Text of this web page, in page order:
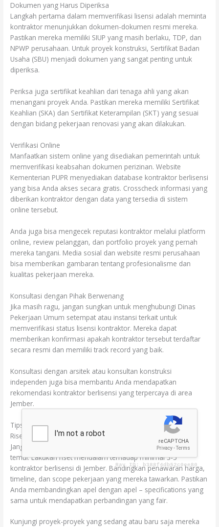
Dokumen yang Harus Diperiksa
Langkah pertama dalam memverifikasi lisensi adalah meminta
kontraktor menunjukkan dokumen-dokumen resmi mereka.
Pastikan mereka memiliki SIUP yang masih berlaku, TDP, dan
NPWP perusahaan. Untuk proyek konstruksi, Sertifikat Badan
Usaha (SBU) menjadi dokumen yang sangat penting untuk
diperiksa.
Periksa juga sertifikat keahlian dari tenaga ahli yang akan
menangani proyek Anda. Pastikan mereka memiliki Sertifikat
Keahlian (SKA) dan Sertifikat Keterampilan (SKT) yang sesuai
dengan bidang pekerjaan renovasi yang akan dilakukan.
Verifikasi Online
Manfaatkan sistem online yang disediakan pemerintah untuk
memverifikasi keabsahan dokumen perizinan. Website
Kementerian PUPR menyediakan database kontraktor berlisensi
yang bisa Anda akses secara gratis. Crosscheck informasi yang
diberikan kontraktor dengan data yang tersedia di sistem
online tersebut.
Anda juga bisa mengecek reputasi kontraktor melalui platform
online, review pelanggan, dan portfolio proyek yang pernah
mereka tangani. Media sosial dan website resmi perusahaan
bisa memberikan gambaran tentang profesionalisme dan
kualitas pekerjaan mereka.
Konsultasi dengan Pihak Berwenang
Jika masih ragu, jangan sungkan untuk menghubungi Dinas
Pekerjaan Umum setempat atau instansi terkait untuk
memverifikasi status lisensi kontraktor. Mereka dapat
memberikan konfirmasi apakah kontraktor tersebut terdaftar
secara resmi dan memiliki track record yang baik.
Konsultasi dengan arsitek atau konsultan konstruksi
independen juga bisa membantu Anda mendapatkan
rekomendasi kontraktor berlisensi yang terpercaya di area
Jember.
Tips Memilih Jasa Renovasi Terpercaya di Jember
Riset dan Bandingkan Beberapa Kontraktor
Jangan terburu-buru memilih kontraktor pertama yang Anda
temui. Lakukan riset mendalam terhadap minimal 3-5
kontraktor berlisensi di Jember. Bandingkan penawaran harga,
timeline, dan scope pekerjaan yang mereka tawarkan. Pastikan
Anda membandingkan apel dengan apel – specifications yang
sama untuk mendapatkan perbandingan yang fair.
Kunjungi proyek-proyek yang sedang atau baru saja mereka